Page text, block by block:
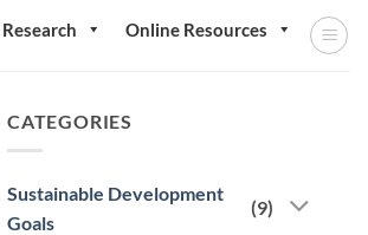
Research Online Resources
CATEGORIES
Sustainable Development
Goals
(9)